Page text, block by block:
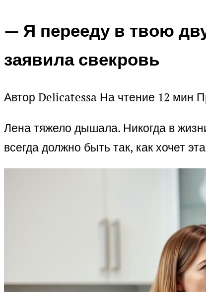
— Я перееду в твою
заявила свекровь
Автор Delicatessa На чтение 12 мин
Лена тяжело дышала. Никогда в
всегда должно быть так, как хочет